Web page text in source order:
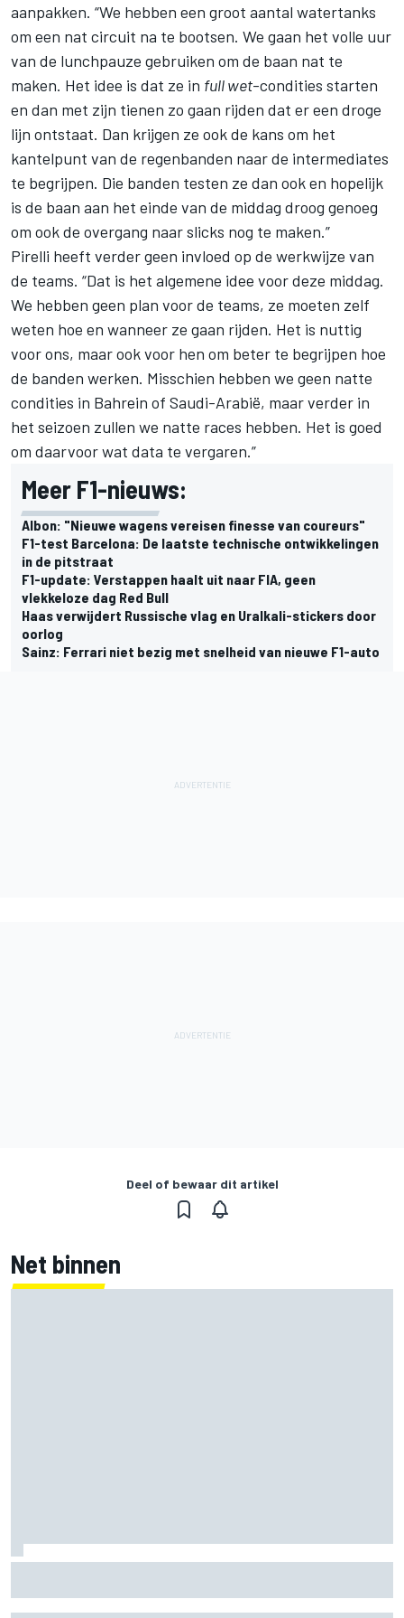
aanpakken. “We hebben een groot aantal watertanks
om een nat circuit na te bootsen. We gaan het volle uur
van de lunchpauze gebruiken om de baan nat te
maken. Het idee is dat ze in full wet-condities starten
en dan met zijn tienen zo gaan rijden dat er een droge
lijn ontstaat. Dan krijgen ze ook de kans om het
kantelpunt van de regenbanden naar de intermediates
te begrijpen. Die banden testen ze dan ook en hopelijk
is de baan aan het einde van de middag droog genoeg
om ook de overgang naar slicks nog te maken.”
Pirelli heeft verder geen invloed op de werkwijze van
de teams. “Dat is het algemene idee voor deze middag.
We hebben geen plan voor de teams, ze moeten zelf
weten hoe en wanneer ze gaan rijden. Het is nuttig
voor ons, maar ook voor hen om beter te begrijpen hoe
de banden werken. Misschien hebben we geen natte
condities in Bahrein of Saudi-Arabië, maar verder in
het seizoen zullen we natte races hebben. Het is goed
om daarvoor wat data te vergaren.”
Meer F1-nieuws:
Albon: "Nieuwe wagens vereisen finesse van coureurs"
F1-test Barcelona: De laatste technische ontwikkelingen
in de pitstraat
F1-update: Verstappen haalt uit naar FIA, geen
vlekkeloze dag Red Bull
Haas verwijdert Russische vlag en Uralkali-stickers door
oorlog
Sainz: Ferrari niet bezig met snelheid van nieuwe F1-auto
Deel of bewaar dit artikel
Net binnen